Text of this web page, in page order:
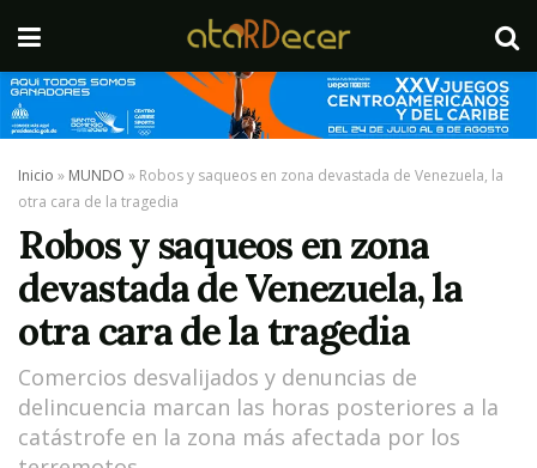
Inicio » MUNDO » Robos y saqueos en zona devastada de Venezuela, la
otra cara de la tragedia
Robos y saqueos en zona
devastada de Venezuela, la
otra cara de la tragedia
Comercios desvalijados y denuncias de
delincuencia marcan las horas posteriores a la
catástrofe en la zona más afectada por los